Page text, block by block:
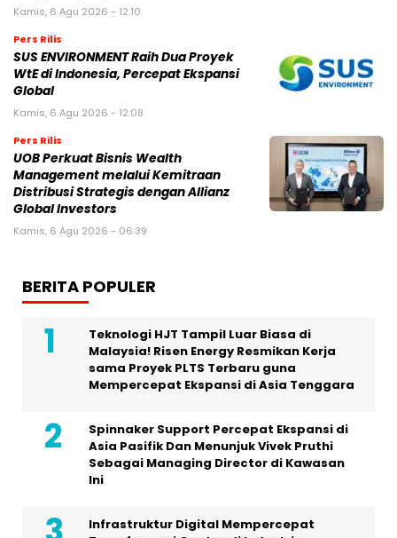
Kamis, 6 Agu 2026 - 12:10
Pers Rilis
SUS ENVIRONMENT Raih Dua Proyek
WtE di Indonesia, Percepat Ekspansi
Global
Kamis, 6 Agu 2026 - 12:08
Pers Rilis
UOB Perkuat Bisnis Wealth
Management melalui Kemitraan
Distribusi Strategis dengan Allianz
Global Investors
Kamis, 6 Agu 2026 - 06:39
BERITA POPULER
Teknologi HJT Tampil Luar Biasa di
Malaysia! Risen Energy Resmikan Kerja
sama Proyek PLTS Terbaru guna
Mempercepat Ekspansi di Asia Tenggara
Spinnaker Support Percepat Ekspansi di
Asia Pasifik Dan Menunjuk Vivek Pruthi
Sebagai Managing Director di Kawasan
Ini
Infrastruktur Digital Mempercepat